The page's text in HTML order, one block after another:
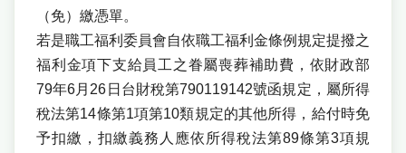
（免）繳憑單。
若是職工福利委員會自依職工福利金條例規定提撥之
福利金項下支給員工之眷屬喪葬補助費，依財政部
79年6月26日台財稅第790119142號函規定，屬所得
稅法第14條第1項第10類規定的其他所得，給付時免
予扣繳，扣繳義務人應依所得稅法第89條第3項規